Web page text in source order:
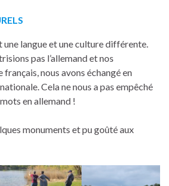
une langue et une culture différente.
pas l’allemand et nos
nous avons échangé en
Cela ne nous a pas empêché
en allemand !
monuments et pu goûté aux